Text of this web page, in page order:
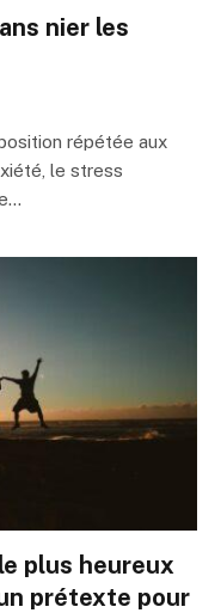
nier les
répétée aux
le stress
plus heureux
prétexte pour